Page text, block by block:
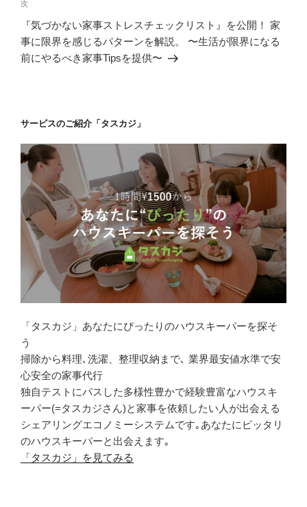
ゲ
ー
シ
ョ
次
の
投
稿
次
『気づかない家事ストレスチェックリスト』を公開！ 家
事に限界を感じるパターンを解説。 〜生活が限界になる
前にやるべき家事Tipsを提供〜
サービスのご紹介「タスカジ」
「タスカジ」あなたにぴったりのハウスキーパーを探そ
う
掃除から料理､洗濯、整理収納まで､ 業界最安値水準で安
心安全の家事代行
独自テストにパスした多様性豊かで経験豊富なハウスキ
ーパー(=タスカジさん)と家事を依頼したい人が出会える
シェアリングエコノミーシステムです｡あなたにピッタリ
のハウスキーパーと出会えます｡
「タスカジ」を見てみる